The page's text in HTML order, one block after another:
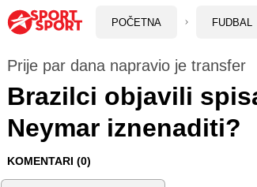
POČETNA FUDBAL
Prije par dana napravio je transfer
Brazilci objavili
Neymar iznenaditi?
KOMENTARI (0)